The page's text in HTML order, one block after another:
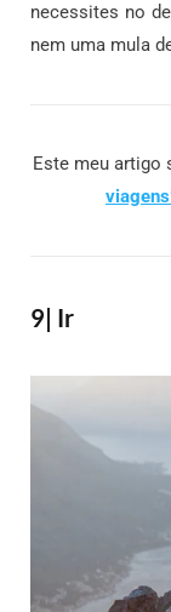
necessites no
nem uma mula
Este meu artigo
9| Ir